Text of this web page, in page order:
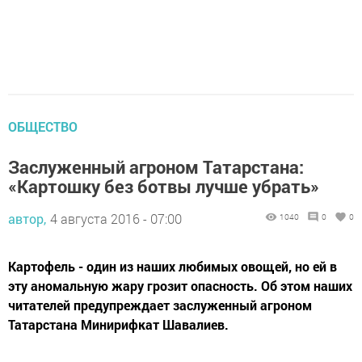
ОБЩЕСТВО
Заслуженный агроном Татарстана:
«Картошку без ботвы лучше убрать»
автор, 4 августа 2016 - 07:00 1040 0 0
Картофель - один из наших любимых овощей, но ей в
эту аномальную жару грозит опасность. Об этом наших
читателей предупреждает заслуженный агроном
Татарстана Минирифкат Шавалиев.